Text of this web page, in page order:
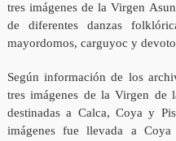
tres imágenes de la Virgen
de diferentes danzas
mayordomos, carguyoc y
Según información de los
tres imágenes de la Virgen de
destinadas a Calca, Coya y
imágenes fue llevada a